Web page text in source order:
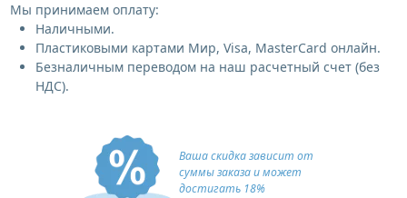
Мы принимаем оплату:
Наличными.
Пластиковыми картами Мир, Visa, MasterCard онлайн.
Безналичным переводом на наш расчетный счет (без
НДС).
Ваша скидка зависит от
суммы заказа и может
достигать 18%